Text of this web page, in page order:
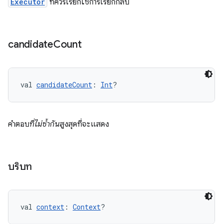
ที่ควรเรียกใช้การเรียกกลับ
candidateCount
val candidateCount : Int?
คำตอบที่ไม่ซ้ำกันสูงสุดที่จะแสดง
บริบท
val context : Context?